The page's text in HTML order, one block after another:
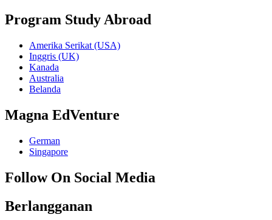
Program Study Abroad
Amerika Serikat (USA)
Inggris (UK)
Kanada
Australia
Belanda
Magna EdVenture
German
Singapore
Follow On Social Media
Berlangganan